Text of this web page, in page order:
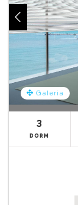
Galeria
3
DORM